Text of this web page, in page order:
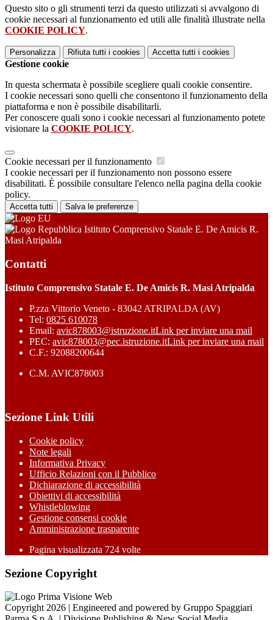
Questo sito o gli strumenti terzi da questo utilizzati si avvalgono di
cookie necessari al funzionamento ed utili alle finalità illustrate nella
COOKIE POLICY.
Personalizza Rifiuta tutti i cookies Accetta tutti i cookies
Gestione cookie
In questa schermata è possibile scegliere quali cookie consentire.
I cookie necessari sono quelli che consentono il funzionamento della
piattaforma e non è possibile disabilitarli.
Per conoscere quali sono i cookie necessari al funzionamento potete
visionare la COOKIE POLICY.
Cookie necessari per il funzionamento
I cookie necessari per il funzionamento non possono essere
disabilitati. È possibile consultare l'elenco nella pagina della cookie
policy.
Accetta tutti Salva le preferenze
Istituto Comprensivo Statale E. De Amicis R.
Masi Atripalda
Contatti
Istituto Comprensivo Statale E. De Amicis R. Masi Atripalda
P.zza Vittorio Veneto - 83042 ATRIPALDA (AV)
Tel: 0825 610078
Email: avic878003@istruzione.itLink per inviare una mail
PEC: avic878003@pec.istruzione.itLink per inviare una mail
C.F.: 92088200644
C.M. AVIC878003
Sezione Link Utili
Cookie policy
Note legali
Informativa Privacy
Ufficio Relazioni con il Pubblico
Dichiarazione di accessibilità
Obiettivi di accessibilità
Whistleblowing
Gestione consensi cookie
Amministrazione trasparente
Pagina visualizzata 724 volte
Sezione Copyright
Copyright 2026 | Engineered and powered by Gruppo Spaggiari